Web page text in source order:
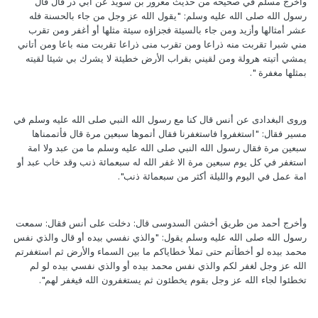
رسول الله صلى الله عليه وسلم: "يقول الله عز وجل من جاء بالحسنة فله
عشر أمثالها وأزيد ومن جاء بالسيئة فجزاؤه سيئة مثلها أو أغفر ومن تقرب
مني شبرا تقربت منه ذراعا ومن تقرب منى ذراعا تقربت منه باعا ومن أتاني
يمشي أتيته هرولة ومن لقيني بقراب الأرض خطيئة لا يشرك بي شيئا لقيته
بمثلها مغفرة ".
وروى البغدادى عن أنس قال كنا مع رسول الله النبي صلى الله عليه وسلم في
مسير فقال: "استغفروا فاستغفرنا فقال أتموها سبعين مرة قال فأتممناها
سبعين مرة فقال رسول الله النبي صلى الله عليه وسلم ما من عبد ولا امة
استغفر في كل يوم سبعين مرة الا غفر الله له سبعمائة ذنب وقد خاب عبد أو
امة عمل في اليوم والليلة أكثر من سبعمائة ذنب".
وأخرج أحمد من طريق أخشن السدوسى قال: دخلت على أنس فقال: سمعت
رسول الله صلى الله عليه وسلم يقول: "والذي نفسي بيده أو قال والذي نفس
محمد بيده لو أخطأتم حتى تملأ خطاياكم ما بين السماء والأرض ثم استغفرتم
الله عز وجل لغفر لكم والذي نفس محمد بيده أو والذي نفسي بيده لو لم
تخطئوا لجاء الله عز وجل بقوم يخطئون ثم يستغفرون الله فيغفر لهم".